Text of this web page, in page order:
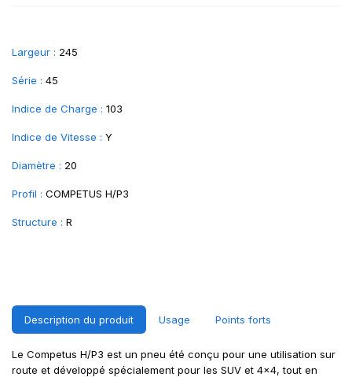
Largeur : 245
Série : 45
Indice de Charge : 103
Indice de Vitesse : Y
Diamètre : 20
Profil : COMPETUS H/P3
Structure : R
Description du produit Usage Points forts
Le Competus H/P3 est un pneu été conçu pour une utilisation sur
route et développé spécialement pour les SUV et 4x4, tout en